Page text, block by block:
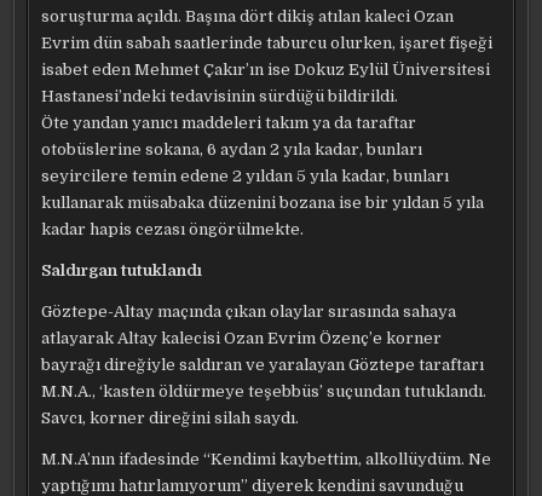
soruşturma açıldı. Başına dört dikiş atılan kaleci Ozan
Evrim dün sabah saatlerinde taburcu olurken, işaret fişeği
isabet eden Mehmet Çakır’ın ise Dokuz Eylül Üniversitesi
Hastanesi’ndeki tedavisinin sürdüğü bildirildi.
Öte yandan yanıcı maddeleri takım ya da taraftar
otobüslerine sokana, 6 aydan 2 yıla kadar, bunları
seyircilere temin edene 2 yıldan 5 yıla kadar, bunları
kullanarak müsabaka düzenini bozana ise bir yıldan 5 yıla
kadar hapis cezası öngörülmekte.
Saldırgan tutuklandı
Göztepe-Altay maçında çıkan olaylar sırasında sahaya
atlayarak Altay kalecisi Ozan Evrim Özenç’e korner
bayrağı direğiyle saldıran ve yaralayan Göztepe taraftarı
M.N.A., ‘kasten öldürmeye teşebbüs’ suçundan tutuklandı.
Savcı, korner direğini silah saydı.
M.N.A’nın ifadesinde “Kendimi kaybettim, alkollüydüm. Ne
yaptığımı hatırlamıyorum” diyerek kendini savunduğu